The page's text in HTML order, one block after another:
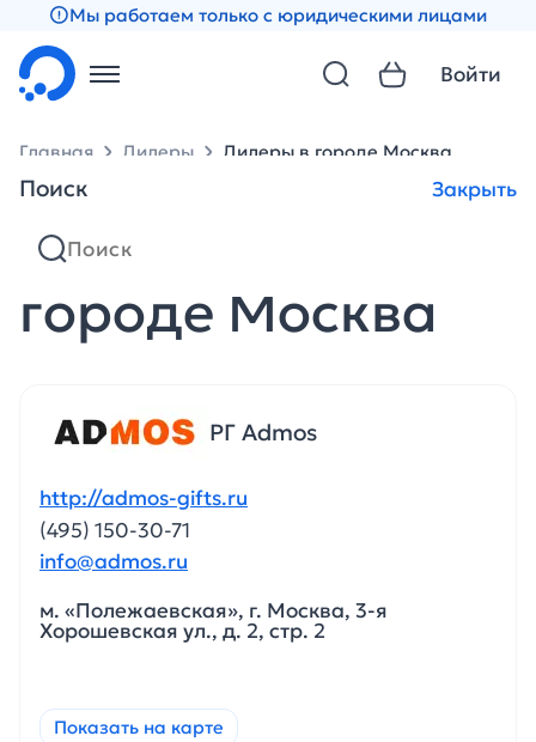
Мы работаем только с юридическими лицами
Поиск Закрыть
Войти
Главная Дилеры Дилеры в городе Москва
Партнеры в
городе Москва
РГ Admos
http://admos-gifts.ru
(495) 150-30-71
info@admos.ru
м. «Полежаевская», г. Москва, 3-я
Хорошевская ул., д. 2, стр. 2
Показать на карте